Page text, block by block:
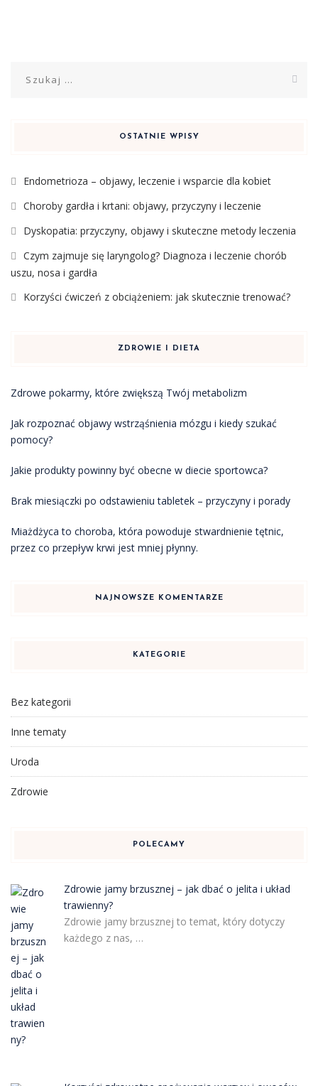
OSTATNIE WPISY
Endometrioza – objawy, leczenie i wsparcie dla kobiet
Choroby gardła i krtani: objawy, przyczyny i leczenie
Dyskopatia: przyczyny, objawy i skuteczne metody leczenia
Czym zajmuje się laryngolog? Diagnoza i leczenie chorób
uszu, nosa i gardła
Korzyści ćwiczeń z obciążeniem: jak skutecznie trenować?
ZDROWIE I DIETA
Zdrowe pokarmy, które zwiększą Twój metabolizm
Jak rozpoznać objawy wstrząśnienia mózgu i kiedy szukać
pomocy?
Jakie produkty powinny być obecne w diecie sportowca?
Brak miesiączki po odstawieniu tabletek – przyczyny i porady
Miażdżyca to choroba, która powoduje stwardnienie tętnic,
przez co przepływ krwi jest mniej płynny.
NAJNOWSZE KOMENTARZE
KATEGORIE
Bez kategorii
Inne tematy
Uroda
Zdrowie
POLECAMY
Zdrowie jamy brzusznej – jak dbać o jelita i układ
trawienny?
Zdrowie jamy brzusznej to temat, który dotyczy
każdego z nas, …